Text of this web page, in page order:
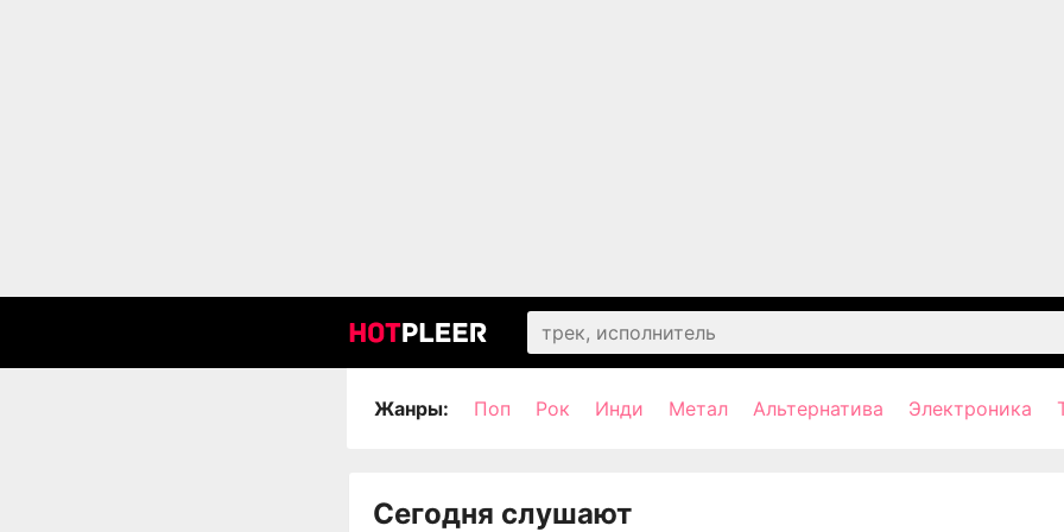
Жанры: Поп Рок Инди Метал Альтернатива Электроника
Сегодня слушают